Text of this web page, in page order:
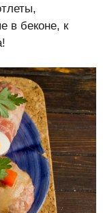
в беконе, к